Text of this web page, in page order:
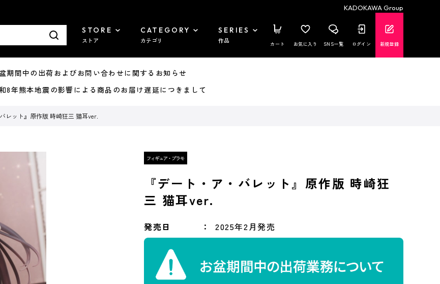
KADOKAWA Group
STORE
ストア
CATEGORY
カテゴリ
SERIES
作品 カート お気に入り SNS一覧 ログイン 新規登録
間中の出荷およびお問い合わせに関するお知らせ
熊本地震の影響による商品のお届け遅延につきまして
レット』原作版 時崎狂三 猫耳ver.
『デート・ア・バレット』原作版 時崎狂
三 猫耳ver.
発売日 2025年2月発売